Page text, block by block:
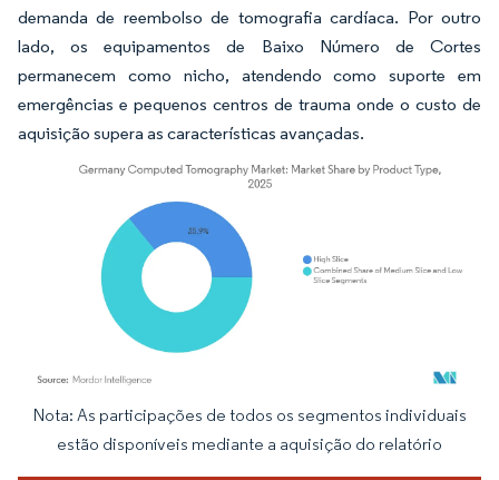
demanda de reembolso de tomografia cardíaca. Por outro
lado, os equipamentos de Baixo Número de Cortes
permanecem como nicho, atendendo como suporte em
emergências e pequenos centros de trauma onde o custo de
aquisição supera as características avançadas.
Imagem © Mordor Intelligence. O reuso requer atribuição conforme CC BY 4.0.
Nota: As participações de todos os segmentos individuais
estão disponíveis mediante a aquisição do relatório